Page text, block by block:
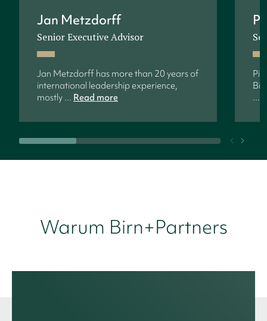
Jan Metzdorff
Senior Executive Advisor
Jan Metzdorff has more than 20 years of
international leadership experience,
mostly ... Read more
...
Warum Birn+Partners